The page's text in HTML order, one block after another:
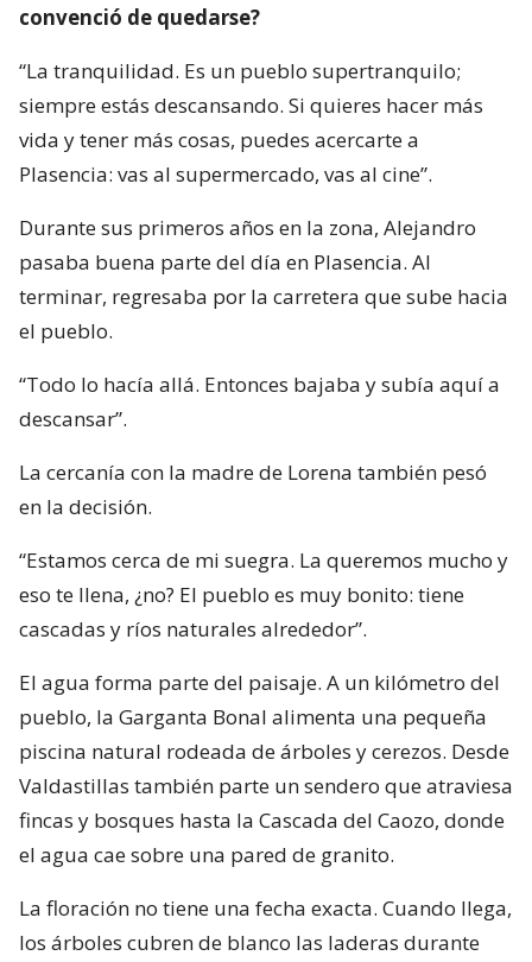
convenció de quedarse?
“La tranquilidad. Es un pueblo supertranquilo;
siempre estás descansando. Si quieres hacer más
vida y tener más cosas, puedes acercarte a
Plasencia: vas al supermercado, vas al cine”.
Durante sus primeros años en la zona, Alejandro
pasaba buena parte del día en Plasencia. Al
terminar, regresaba por la carretera que sube hacia
el pueblo.
“Todo lo hacía allá. Entonces bajaba y subía aquí a
descansar”.
La cercanía con la madre de Lorena también pesó
en la decisión.
“Estamos cerca de mi suegra. La queremos mucho y
eso te llena, ¿no? El pueblo es muy bonito: tiene
cascadas y ríos naturales alrededor”.
El agua forma parte del paisaje. A un kilómetro del
pueblo, la Garganta Bonal alimenta una pequeña
piscina natural rodeada de árboles y cerezos. Desde
Valdastillas también parte un sendero que atraviesa
fincas y bosques hasta la Cascada del Caozo, donde
el agua cae sobre una pared de granito.
La floración no tiene una fecha exacta. Cuando llega,
los árboles cubren de blanco las laderas durante